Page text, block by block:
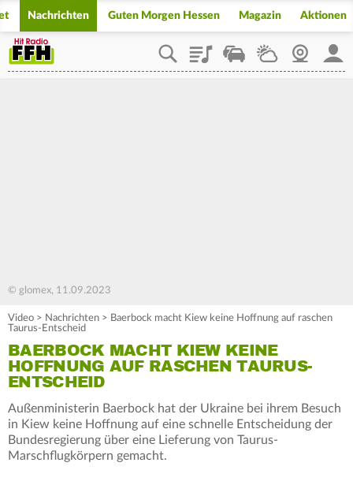
Nachrichten Guten Morgen Hessen Magazin Aktionen
PlaylistStaupilotWetterWebcam
© glomex, 11.09.2023
Video > Nachrichten > Baerbock macht Kiew keine Hoffnung auf raschen
Taurus-Entscheid
BAERBOCK MACHT KIEW KEINE
HOFFNUNG AUF RASCHEN TAURUS-
ENTSCHEID
Außenministerin Baerbock hat der Ukraine bei ihrem Besuch
in Kiew keine Hoffnung auf eine schnelle Entscheidung der
Bundesregierung über eine Lieferung von Taurus-
Marschflugkörpern gemacht.